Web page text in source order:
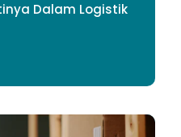
Dalam Logistik